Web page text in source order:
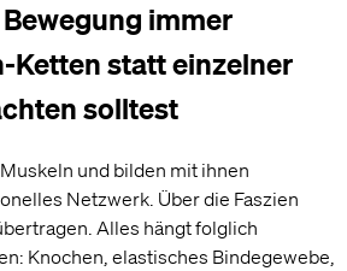
immer
Ketten statt einzelner
solltest
und bilden mit ihnen
Netzwerk. Über die Faszien
Alles hängt folglich
Knochen, elastisches Bindegewebe,